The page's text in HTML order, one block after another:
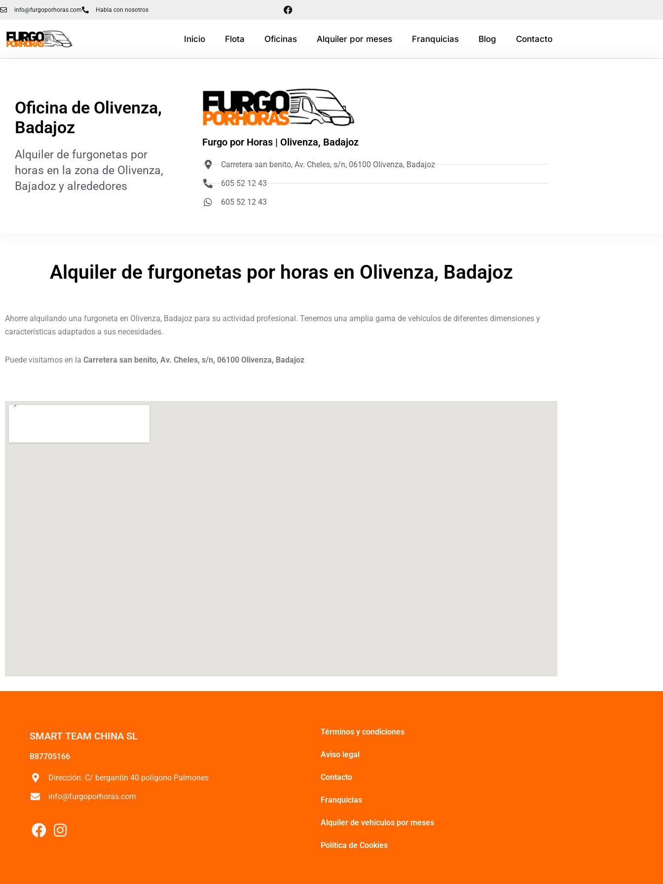
al
info@furgoporhoras.com Habla con nosotros
Inicio Flota Oficinas Alquiler por meses Franquicias Blog Contacto
Oficina de Olivenza,
Badajoz
Alquiler de furgonetas por
horas en la zona de Olivenza,
Bajadoz y alrededores
Furgo por Horas | Olivenza, Badajoz
Carretera san benito, Av. Cheles, s/n, 06100 Olivenza, Badajoz
605 52 12 43
605 52 12 43
Alquiler de furgonetas por horas en Olivenza, Badajoz
Ahorre alquilando una furgoneta en Olivenza, Badajoz para su actividad profesional. Tenemos una amplia gama de vehículos de diferentes dimensiones y
características adaptados a sus necesidades.
Puede visitarnos en la Carretera san benito, Av. Cheles, s/n, 06100 Olivenza, Badajoz
SMART TEAM CHINA SL
B87705166
Dirección: C/ bergantín 40 polígono Palmones
info@furgoporhoras.com
Términos y condiciones
Aviso legal
Contacto
Franquicias
Alquiler de vehículos por meses
Política de Cookies